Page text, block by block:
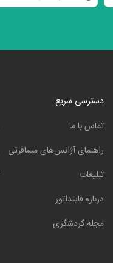
دسترسی سریع
تماس با ما
راهنمای آژانس‌های مسافرتی
تبلیغات
درباره فاینداتور
مجله گردشگری